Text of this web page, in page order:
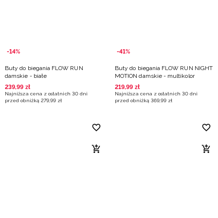
-14%
Buty do biegania FLOW RUN
damskie - białe
239,99 zł
Najniższa cena z ostatnich 30 dni
przed obniżką 279,99 zł
-41%
Buty do biegania FLOW RUN NIGHT
MOTION damskie - multikolor
219,99 zł
Najniższa cena z ostatnich 30 dni
przed obniżką 369,99 zł